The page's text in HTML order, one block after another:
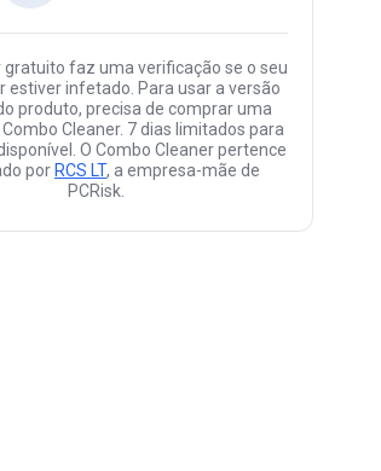
gratuito faz uma verificação se o seu
estiver infetado. Para usar a versão
produto, precisa de comprar uma
Cleaner. 7 dias limitados para
O Combo Cleaner pertence
por RCS LT, a empresa-mãe de
PCRisk.